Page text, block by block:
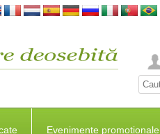
Evenimente promoționale